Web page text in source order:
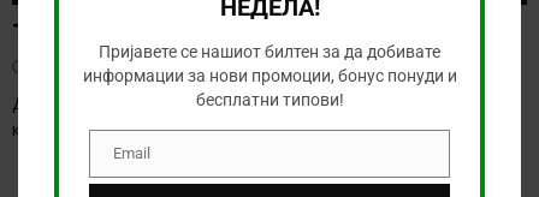
Тикет на денот (четврток, 06.08.2026)
август 6, 2026
Денес се играат првите натпревари од третото коло на
квалификациите за Лига Европа и Лига[…]
НЕДЕЛА!
Пријавете се нашиот билтен за да добивате
информации за нови промоции, бонус понуди и
бесплатни типови!
EmailEmail